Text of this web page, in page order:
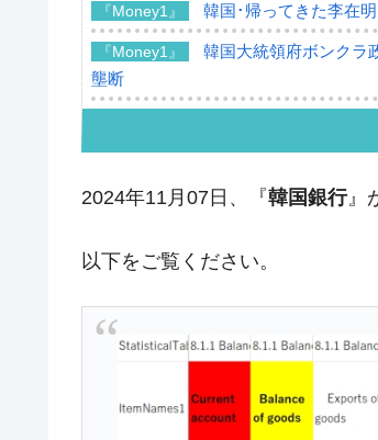
『Money1』 韓国･帰ってきた李在
『Money1』
韓国大統領府ボンクラ
壟断
中国だけが鉄鋼輸出を
『Money1』 韓国製造業「半導体絶
『Money1』
【対日本円】ウォン安
『Money1』
韓国政府『BYD』車へ
2024年11月07日、『韓国銀行』
以下をご覧ください。